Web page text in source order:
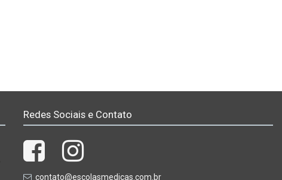
Redes Sociais e Contato
contato@escolasmedicas.com.br